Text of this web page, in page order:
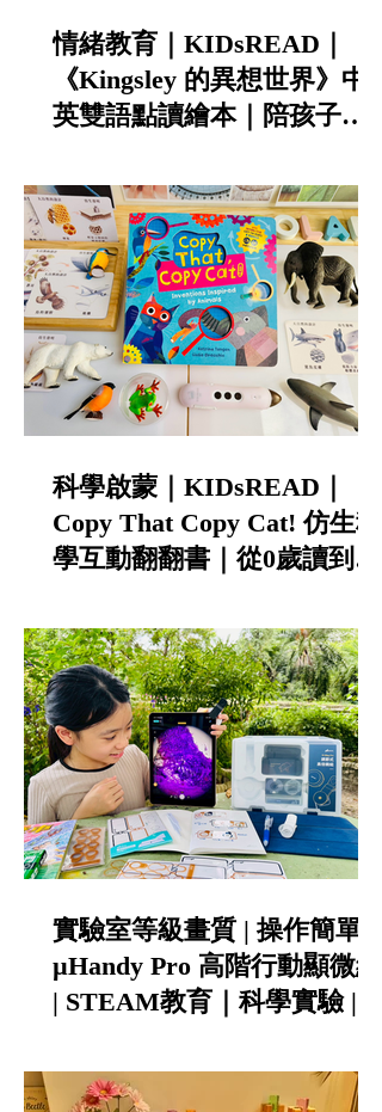
情緒教育｜KIDsREAD｜
《Kingsley 的異想世界》中
英雙語點讀繪本｜陪孩子談
科學啟蒙｜KIDsREAD｜
Copy That Copy Cat! 仿生科
學互動翻翻書｜從0歲讀到小
實驗室等級畫質 | 操作簡單 |
µHandy Pro 高階行動顯微組
| STEAM教育｜科學實驗 |